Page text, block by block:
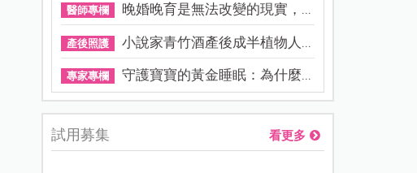
醫師專欄 晚婚晚育是無法改變的現實，...
產後照護 小說家青竹酒產後成半植物人...
專家專欄 守護寶寶的黃金睡眠：為什麼...
試用募集 看更多